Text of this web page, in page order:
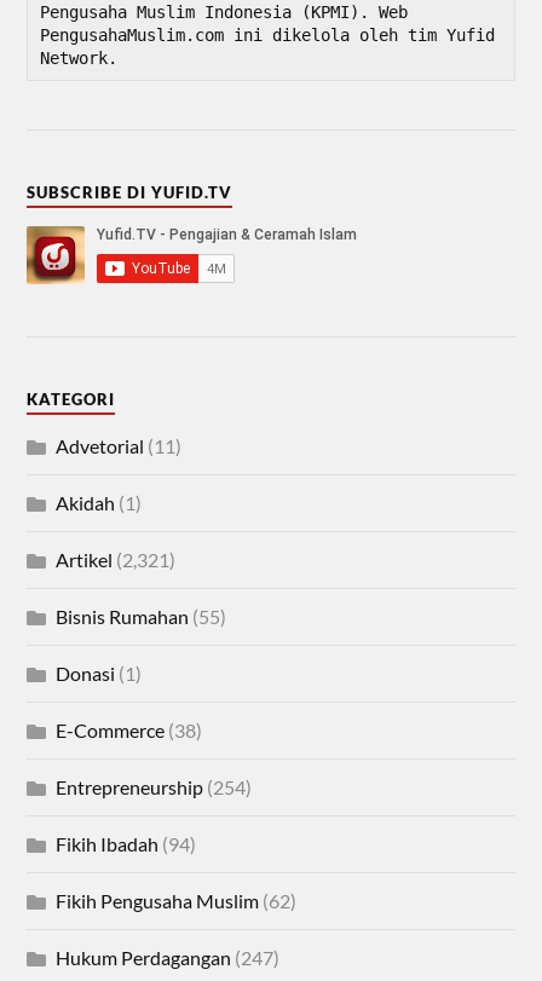
Pengusaha Muslim Indonesia (KPMI). Web
PengusahaMuslim.com ini dikelola oleh tim Yufid
Network.
SUBSCRIBE DI YUFID.TV
KATEGORI
Advetorial (11)
Akidah (1)
Artikel (2,321)
Bisnis Rumahan (55)
Donasi (1)
E-Commerce (38)
Entrepreneurship (254)
Fikih Ibadah (94)
Fikih Pengusaha Muslim (62)
Hukum Perdagangan (247)